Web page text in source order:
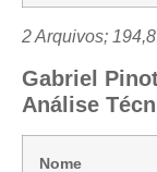
2 Arquivos;
Gabriel
Análise
Nome